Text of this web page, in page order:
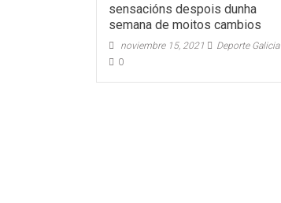
sensacións despois dunha
semana de moitos cambios
noviembre 15, 2021
Deporte Galicia
0